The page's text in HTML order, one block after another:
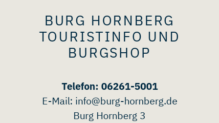
BURG HORNBERG
TOURISTINFO UND
BURGSHOP
Telefon: 06261-5001
E-Mail: info@burg-hornberg.de
Burg Hornberg 3